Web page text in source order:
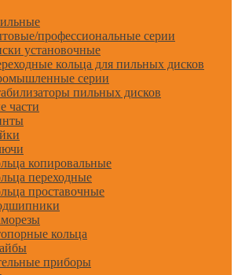
профессиональные серии
установочные
кольца для пильных дисков
серии
пильных дисков
части
копировальные
переходные
проставочные
кольца
приборы